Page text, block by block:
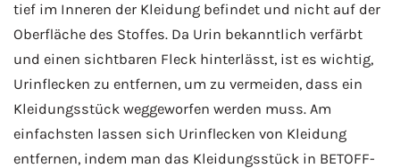
tief im Inneren der Kleidung befindet und nicht auf der
Oberfläche des Stoffes. Da Urin bekanntlich verfärbt
und einen sichtbaren Fleck hinterlässt, ist es wichtig,
Urinflecken zu entfernen, um zu vermeiden, dass ein
Kleidungsstück weggeworfen werden muss. Am
einfachsten lassen sich Urinflecken von Kleidung
entfernen, indem man das Kleidungsstück in BETOFF-